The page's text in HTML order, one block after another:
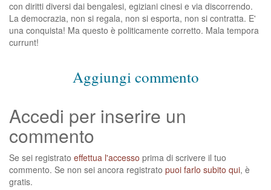
con diritti diversi dai bengalesi, egiziani cinesi e via discorrendo.
La democrazia, non si regala, non si esporta, non si contratta. E'
una conquista! Ma questo è politicamente corretto. Mala tempora
currunt!
Aggiungi commento
Accedi per inserire un
commento
Se sei registrato effettua l'accesso prima di scrivere il tuo
commento. Se non sei ancora registrato puoi farlo subito qui, è
gratis.